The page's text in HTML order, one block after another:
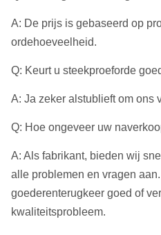
A: De prijs is gebaseerd op
ordehoeveelheid.
Q: Keurt u steekproeforde
A: Ja zeker alstublieft om ons
Q: Hoe ongeveer uw
A: Als fabrikant, bieden wij
alle problemen en vragen
goederenterugkeer goed of
kwaliteitsprobleem.